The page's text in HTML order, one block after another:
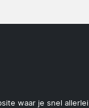
waar je snel allerlei